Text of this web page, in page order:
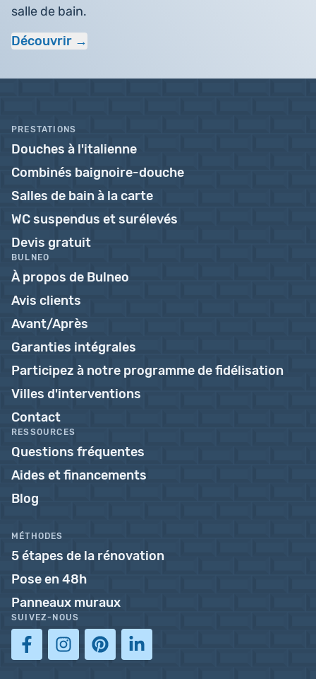
salle de bain.
Découvrir
PRESTATIONS
Douches à l'italienne
Combinés baignoire-douche
Salles de bain à la carte
WC suspendus et surélevés
Devis gratuit
BULNEO
À propos de Bulneo
Avis clients
Avant/Après
Garanties intégrales
Participez à notre programme de fidélisation
Villes d'interventions
Contact
RESSOURCES
Questions fréquentes
Aides et financements
Blog
MÉTHODES
5 étapes de la rénovation
Pose en 48h
Panneaux muraux
SUIVEZ-NOUS